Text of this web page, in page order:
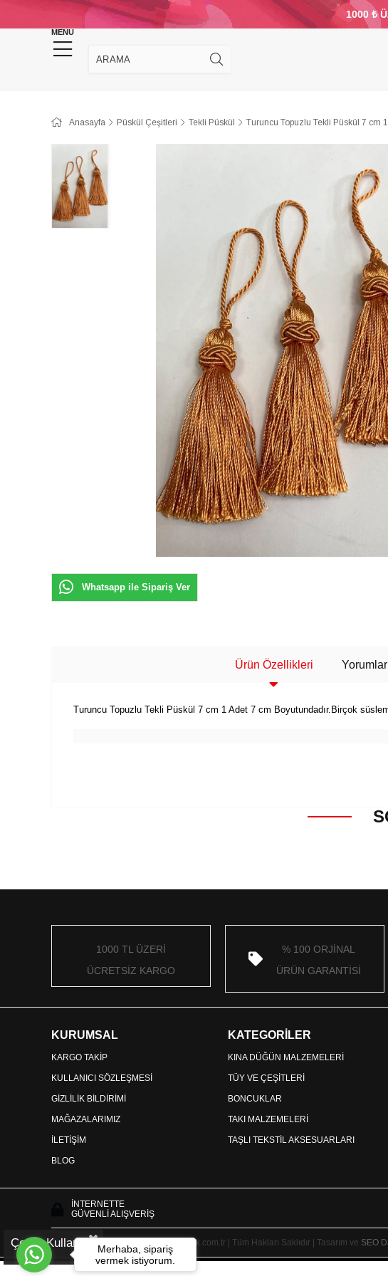
1000 ₺
MENU
KINA DÜĞÜN MALZEMELERİ TAKI MALZEMELERİ
Anasayfa Püskül Çeşitleri Tekli Püskül Turuncu Topuzlu Tekli Püskül 7 cm
Whatsapp ile Sipariş Ver
Ürün Özellikleri Yorumlar
Turuncu Topuzlu Tekli Püskül 7 cm 1 Adet 7 cm Boyutundadır.Birçok
1000 TL ÜZERİ
ÜCRETSİZ KARGO
% 100 ORJİNAL
ÜRÜN GARANTİSİ
KURUMSAL
KARGO TAKİP
KULLANICI SÖZLEŞMESİ
GİZLİLİK BİLDİRİMİ
MAĞAZALARIMIZ
İLETİŞİM
BLOG
KATEGORİLER
KINA DÜĞÜN MALZEMELERİ
TÜY VE ÇEŞİTLERİ
BONCUKLAR
TAKI MALZEMELERİ
TAŞLI TEKSTİL AKSESUARLARI
İNTERNETTE
GÜVENLİ ALIŞVERİŞ
Copyright © 2025 HayalperestBoncuk.com.tr | Tüm Hakları Saklıdır | Tasarım ve SEO
Çerez KullanımıMerhaba, sipariş
vermek istiyorum.